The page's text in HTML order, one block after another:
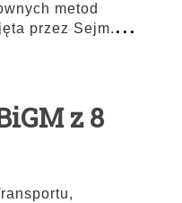
metod
przez Sejm. ...
z 8